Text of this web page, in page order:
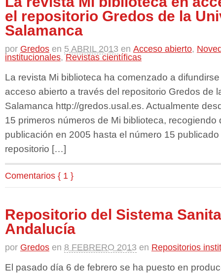
el repositorio Gredos de la
Salamanca
por Gredos en 5 ABRIL 2013 en Acceso abierto,
institucionales,Revistas científicas
La revista Mi biblioteca ha comenzado a
acceso abierto a través del repositorio Gredos de
Salamanca http://gredos.usal.es. Actualmente
15 primeros números de Mi biblioteca,
publicación en 2005 hasta el número 15
repositorio […]
Comentarios { 1 }
Repositorio del Sistema
Andalucía
por Gredos en 8 FEBRERO 2013 en Repositorios
El pasado día 6 de febrero se ha puesto en